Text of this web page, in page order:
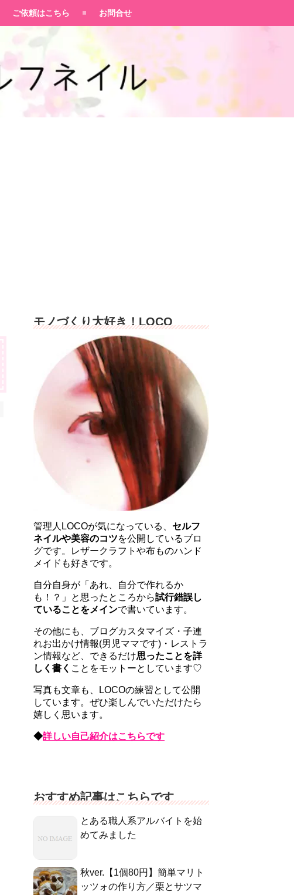
ご依頼はこちら お問合せ
モノづくり大好き！LOCO
管理人LOCOが気になっている、 セルフ
ネイルや美容のコツを公開しているブロ
グです。レザークラフトや布ものハンド
メイドも好きです。
自分自身が「あれ、自分で作れるか
も！？」と思ったところから試行錯誤し
ていることをメインで書いています。
その他にも、ブログカスタマイズ・子連
れお出かけ情報(男児ママです)・レストラ
ン情報など、できるだけ思ったことを詳
しく書く ことをモットーとしています♡
写真も文章も、LOCOの練習として公開
しています。ぜひ楽しんでいただけたら
嬉しく思います。
◆詳しい自己紹介はこちらです
おすすめ記事はこちらです
とある職人系アルバイトを始
めてみました
秋ver.【1個80円】簡単マリト
ッツォの作り方／栗とサツマ